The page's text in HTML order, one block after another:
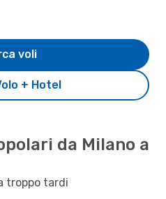
+ Hotel
voli
da Milano a
troppo tardi